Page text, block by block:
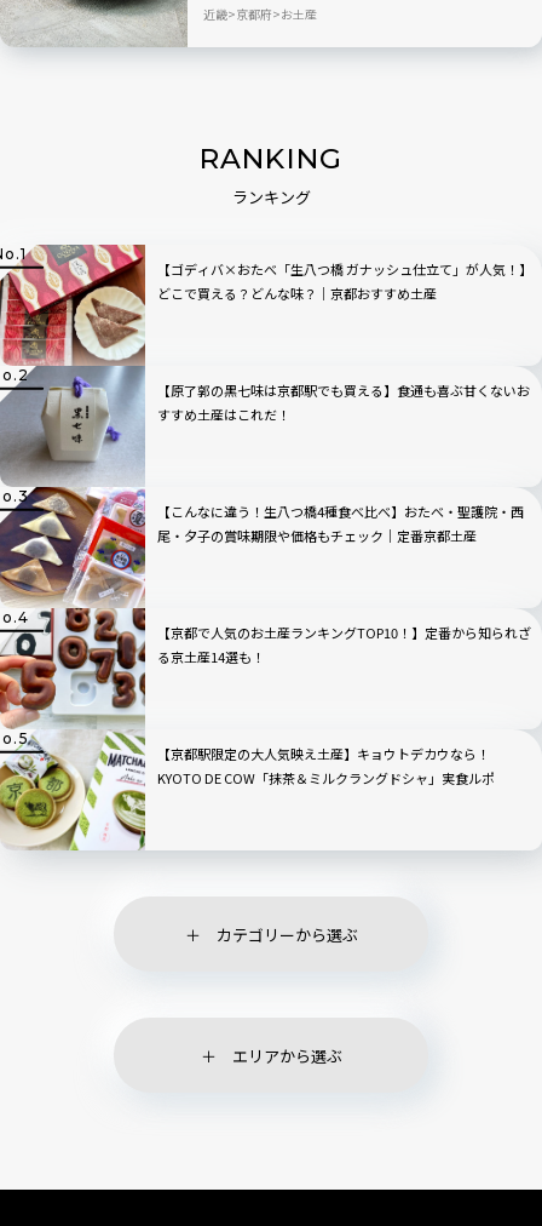
近畿 京都府 お土産
RANKING
ランキング
【ゴディバ×おたべ「生八つ橋 ガナッシュ仕立て」が人気！】
どこで買える？どんな味？｜京都おすすめ土産
【原了郭の黒七味は京都駅でも買える】食通も喜ぶ甘くないお
すすめ土産はこれだ！
【こんなに違う！生八つ橋4種食べ比べ】おたべ・聖護院・西
尾・夕子の賞味期限や価格もチェック｜定番京都土産
【京都で人気のお土産ランキングTOP10！】定番から知られざ
る京土産14選も！
【京都駅限定の大人気映え土産】キョウトデカウなら！
KYOTO DE COW「抹茶＆ミルクラングドシャ」実食ルポ
カテゴリーから選ぶ
エリアから選ぶ